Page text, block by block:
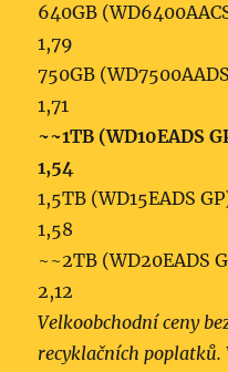
640GB
1,79
750GB
1,71
~~1TB (WD10EADS
1,54
1,5TB (WD15EADS
1,58
~~2TB (WD20EADS
2,12
Velkoobchodní ceny
recyklačních poplatků.